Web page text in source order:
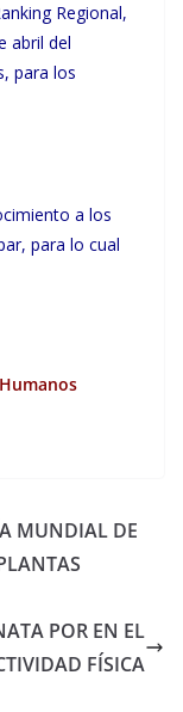
Regional,
abril del
para los
a los
para lo cual
MUNDIAL DE
POR EN EL
FÍSICA